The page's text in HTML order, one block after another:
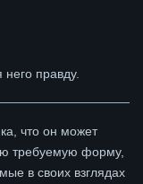
правду.
что он может
требуемую форму,
в своих взглядах